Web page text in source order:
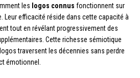
les logos connus fonctionnent sur
Leur efficacité réside dans cette capacité à
tout en révélant progressivement des
Cette richesse sémiotique
traversent les décennies sans perdre
émotionnel.